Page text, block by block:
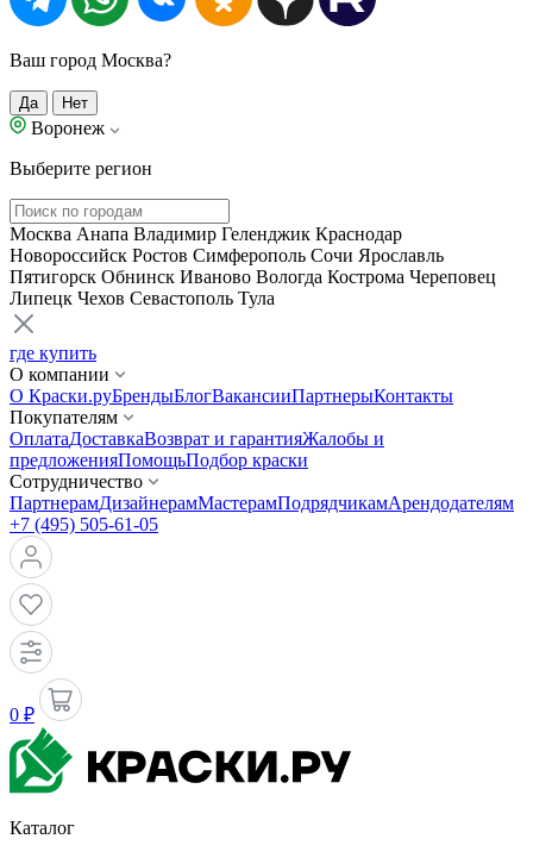
Ваш город Москва?
Да Нет
Воронеж
Выберите регион
Москва Анапа Владимир Геленджик Краснодар
Новороссийск Ростов Симферополь Сочи Ярославль
Пятигорск Обнинск Иваново Вологда Кострома Череповец
Липецк Чехов Севастополь Тула
где купить
О компании
О Краски.руБрендыБлогВакансииПартнерыКонтакты
Покупателям
ОплатаДоставкаВозврат и гарантияЖалобы и
предложенияПомощьПодбор краски
Сотрудничество
ПартнерамДизайнерамМастерамПодрядчикамАрендодателям
+7 (495) 505-61-05
0 ₽
Каталог